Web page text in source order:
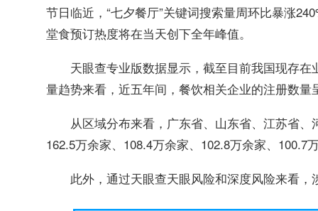
节日临近，“七夕餐厅”关键词搜索量周环比暴涨
堂食预订热度将在当天创下全年峰值。
天眼查专业版数据显示，截至目前我国现存
量趋势来看，近五年间，餐饮相关企业的注册数
从区域分布来看，广东省、山东省、江苏省
162.5万余家、108.4万余家、102.8万余家、100.7
此外，通过天眼查天眼风险和深度风险来看